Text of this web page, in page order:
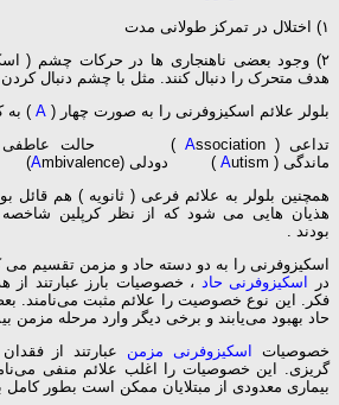
۱) اختلال در تمرکز طولانی مدت
۲) وجود بعضی ناهنجاری ها در حرکات چشم (
هدف متحرک را دنبال کنند. مثل با چشم دنبال
بلولر علائم اسکیزوفرنی را به صورت چهار ( A ) به
تداعی (
Association ) حالت عاطفی (
ماندگی (
Autism ) دودلی ( Ambivalence)
همچنین بلولر به علائم فرعی ( ثانویه ) هم قائل
هذیان هایی می شود که از نظر کرپلین
بودند .
اسکیزوفرنی را به دو دسته حاد و مزمن تقسیم می
در
اسکیزوفرنی حاد ، خصوصیات بارز عبارتند از
فکر. این نوع خصوصیت را علائم مثبت می‌نامند.
حاد بهبود می‌یابند و برخی دیگر وارد مرحله مزمن
خصوصیاتاسکیزوفرنی مزمن عبارتند از
گریزی. این خصوصیات را اغلب علائم منفی
بیماری معدودی از مبتلایان ممکن است بطور کامل